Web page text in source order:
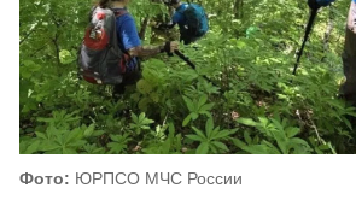
Фото: ЮРПСО МЧС России